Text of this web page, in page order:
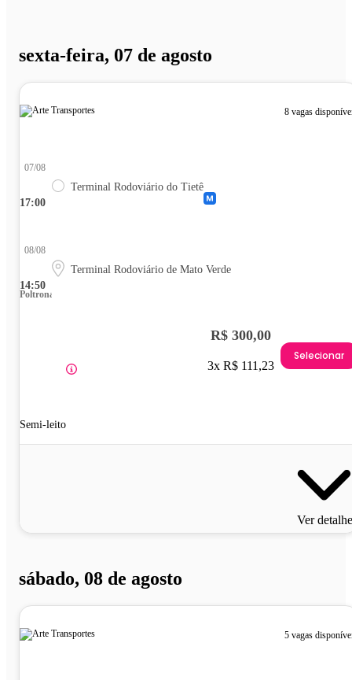
sexta-feira, 07 de agosto
8 vagas
17:00
07/08
Terminal Rodoviário do Tietê
14:50
08/08
Terminal Rodoviário de Mato Verde
Poltrona
Semi-leito
R$ 300,00
3x R$ 111,23
Selecionar
Ver
sábado, 08 de agosto
5 vagas